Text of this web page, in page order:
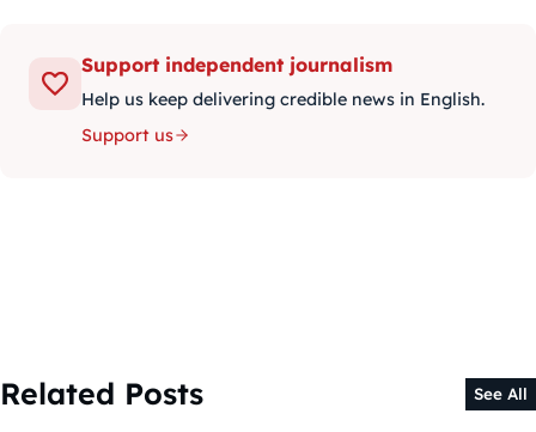
Support independent journalism
Help us keep delivering credible news in English.
Support us
Related Posts See All